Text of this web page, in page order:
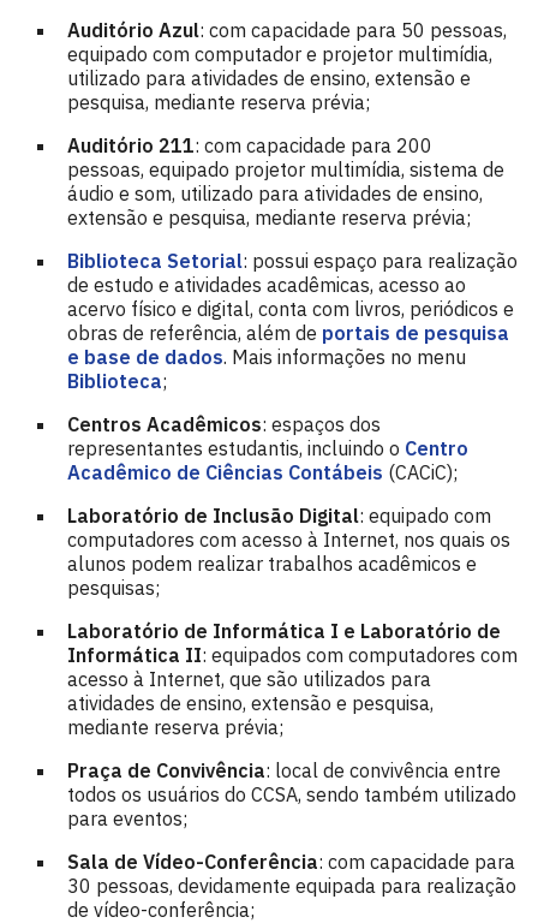
Auditório Azul: com capacidade para 50 pessoas,
equipado com computador e projetor multimídia,
utilizado para atividades de ensino, extensão e
pesquisa, mediante reserva prévia;
Auditório 211: com capacidade para 200
pessoas, equipado projetor multimídia, sistema de
áudio e som, utilizado para atividades de ensino,
extensão e pesquisa, mediante reserva prévia;
Biblioteca Setorial: possui espaço para realização
de estudo e atividades acadêmicas, acesso ao
acervo físico e digital, conta com livros, periódicos e
obras de referência, além de portais de pesquisa
e base de dados. Mais informações no menu
Biblioteca;
Centros Acadêmicos: espaços dos
representantes estudantis, incluindo o Centro
Acadêmico de Ciências Contábeis (CACiC);
Laboratório de Inclusão Digital: equipado com
computadores com acesso à Internet, nos quais os
alunos podem realizar trabalhos acadêmicos e
pesquisas;
Laboratório de Informática I e Laboratório de
Informática II: equipados com computadores com
acesso à Internet, que são utilizados para
atividades de ensino, extensão e pesquisa,
mediante reserva prévia;
Praça de Convivência: local de convivência entre
todos os usuários do CCSA, sendo também utilizado
para eventos;
Sala de Vídeo-Conferência: com capacidade para
30 pessoas, devidamente equipada para realização
de vídeo-conferência;